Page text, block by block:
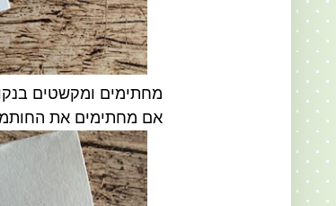
מחתימים ומקשטים
אם מחתימים את